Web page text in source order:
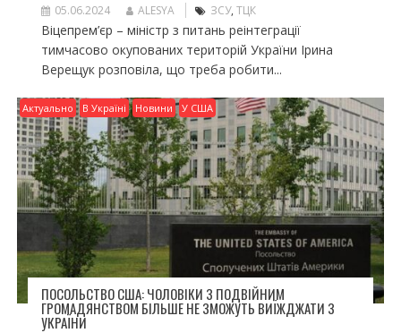
05.06.2024 ALESYA ЗСУ, ТЦК
Віцепрем’єр – міністр з питань реінтеграції
тимчасово окупованих територій України Ірина
Верещук розповіла, що треба робити...
Актуально В Україні Новини У США
ПОСОЛЬСТВО США: ЧОЛОВІКИ З ПОДВІЙНИМ
ГРОМАДЯНСТВОМ БІЛЬШЕ НЕ ЗМОЖУТЬ ВИЇЖДЖАТИ З
УКРАЇНИ